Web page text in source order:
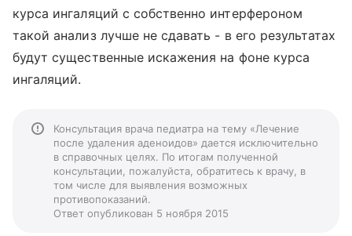
курса ингаляций с собственно интерфероном
такой анализ лучше не сдавать - в его результатах
будут существенные искажения на фоне курса
ингаляций.
Консультация врача педиатра на тему «Лечение
после удаления аденоидов» дается исключительно
в справочных целях. По итогам полученной
консультации, пожалуйста, обратитесь к врачу, в
том числе для выявления возможных
противопоказаний.
Ответ опубликован 5 ноября 2015